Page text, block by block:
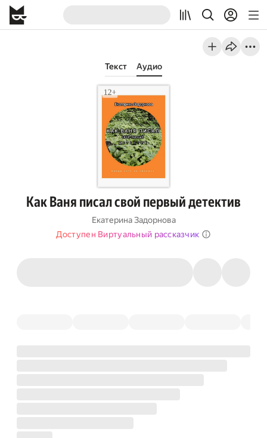
Текст Аудио
Как Ваня писал свой первый детектив
Екатерина Задорнова
Доступен Виртуальный рассказчик